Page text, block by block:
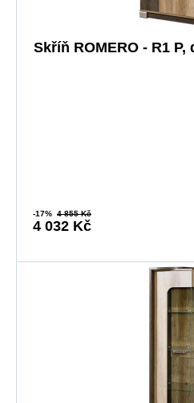
Skříň ROMERO - R1
-17% 4 855 Kč
4 032 Kč